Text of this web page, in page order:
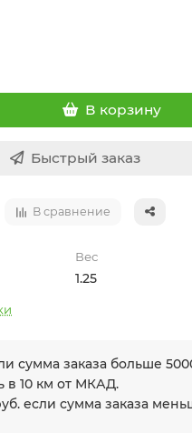
В корзину
Быстрый заказ
В сравнение
Вес
1.25
сумма заказа больше
в 10 км от МКАД.
если сумма заказа